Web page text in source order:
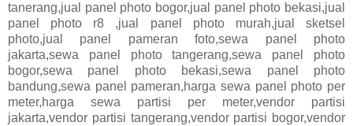
tanerang,jual panel photo bogor,jual panel photo bekasi,jual
panel photo r8 ,jual panel photo murah,jual sketsel
photo,jual panel pameran foto,sewa panel photo
jakarta,sewa panel photo tangerang,sewa panel photo
bogor,sewa panel photo bekasi,sewa panel photo
bandung,sewa panel pameran,harga sewa panel photo per
meter,harga sewa partisi per meter,vendor partisi
jakarta,vendor partisi tangerang,vendor partisi bogor,vendor